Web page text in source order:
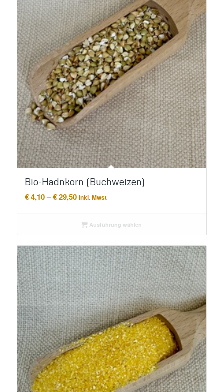
Bio-Hadnkorn (Buchweizen)
€4,10–€29,50Preisspanne:
€ 29,50
inkl. Mwst
Ausführung wählen